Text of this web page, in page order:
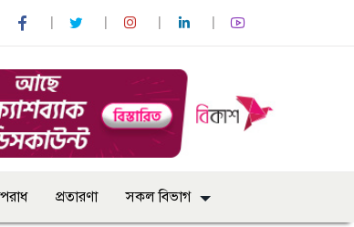
প্রতারণা সকল বিভাগ